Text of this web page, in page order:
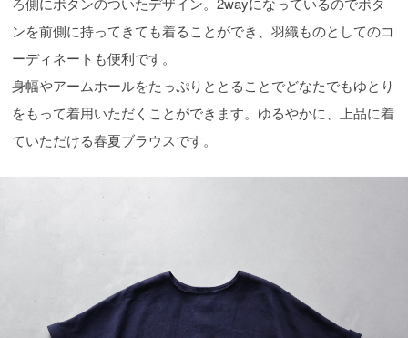
ンを前側に持ってきても着ることができ、羽織ものとしてのコ
ーディネートも便利です。
身幅やアームホールをたっぷりととることでどなたでもゆとり
をもって着用いただくことができます。ゆるやかに、上品に着
ていただける春夏ブラウスです。